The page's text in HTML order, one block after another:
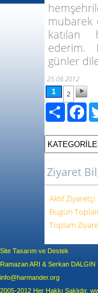
mubarek
katılan
ederim.
günler
25.08.2012
1 2
Paylaş
Ziyaret
Aktif Ziyaretçi
Bugün
Toplam
Site Tasarım ve Destek
Ramazan ARI & Serkan DALGIN
info@harmander.org
2005-2012 Her Hakkı Saklıdır.